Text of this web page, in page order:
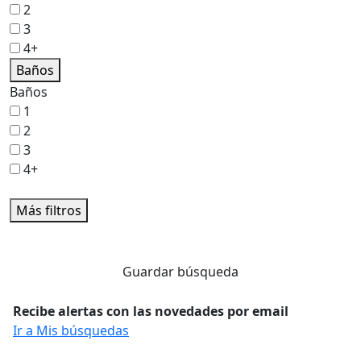
2
3
4+
Baños
Baños
1
2
3
4+
Más filtros
Guardar búsqueda
Recibe alertas con las novedades por email
Ir a Mis búsquedas